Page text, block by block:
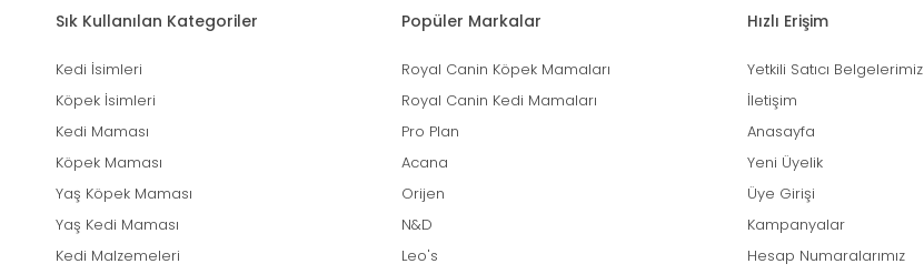
Sık Kullanılan Kategoriler
Kedi İsimleri
Köpek İsimleri
Kedi Maması
Köpek Maması
Yaş Köpek Maması
Yaş Kedi Maması
Kedi Malzemeleri
Popüler Markalar
Royal Canin Köpek Mamaları
Royal Canin Kedi Mamaları
Pro Plan
Acana
Orijen
N&D
Leo's
Hızlı Erişim
Yetkili Satıcı Belgelerimiz
İletişim
Anasayfa
Yeni Üyelik
Üye Girişi
Kampanyalar
Hesap Numaralarımız